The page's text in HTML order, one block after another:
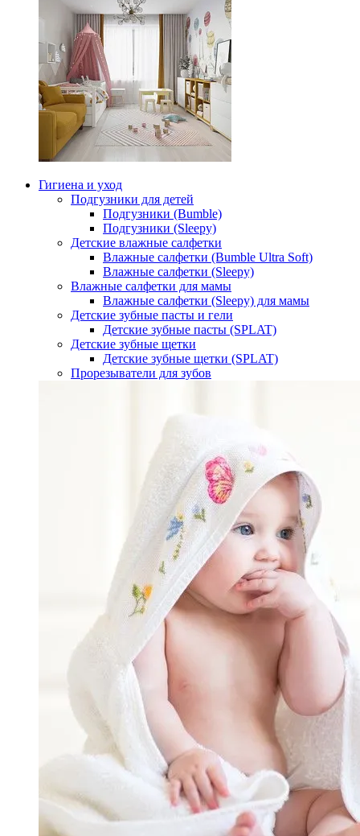
Гигиена и уход
Подгузники для детей
Подгузники (Bumble)
Подгузники (Sleepy)
Детские влажные салфетки
Влажные салфетки (Bumble Ultra Soft)
Влажные салфетки (Sleepy)
Влажные салфетки для мамы
Влажные салфетки (Sleepy) для мамы
Детские зубные пасты и гели
Детские зубные пасты (SPLAT)
Детские зубные щетки
Детские зубные щетки (SPLAT)
Прорезыватели для зубов